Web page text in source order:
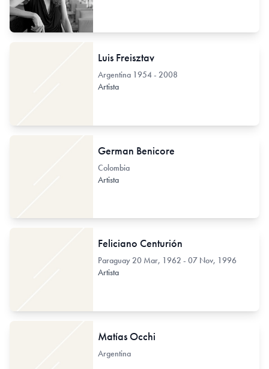
Luis Freisztav
Argentina 1954 - 2008
Artista
German Benicore
Colombia
Artista
Feliciano Centurión
Paraguay20 Mar, 1962 - 07 Nov, 1996
Artista
Matías Occhi
Argentina